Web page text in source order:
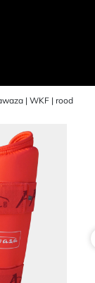
| WKF | rood